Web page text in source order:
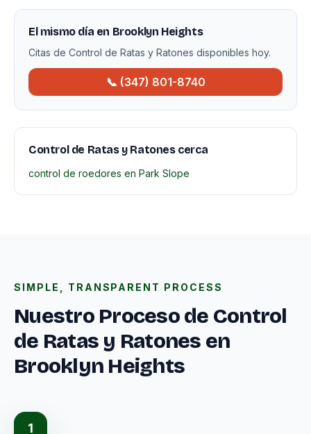
El mismo día en Brooklyn Heights
Citas de Control de Ratas y Ratones disponibles hoy.
📞 (347) 801-8740
Control de Ratas y Ratones cerca
control de roedores en Park Slope
SIMPLE, TRANSPARENT PROCESS
Nuestro Proceso de Control
de Ratas y Ratones en
Brooklyn Heights
1